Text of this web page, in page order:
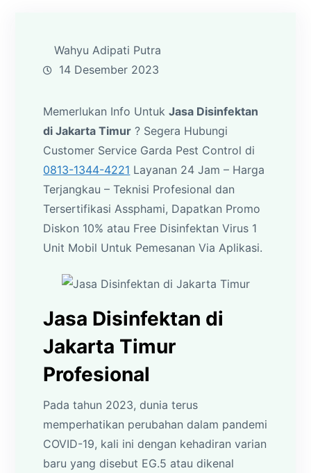
Wahyu Adipati Putra
14 Desember 2023
Memerlukan Info UntukJasa Disinfektan
di Jakarta Timur ? Segera Hubungi
Customer Service Garda Pest Control di
0813-1344-4221 Layanan 24 Jam – Harga
Terjangkau – Teknisi Profesional dan
Tersertifikasi Assphami, Dapatkan Promo
Diskon 10% atau Free Disinfektan Virus 1
Unit Mobil Untuk Pemesanan Via Aplikasi.
Jasa Disinfektan di
Jakarta Timur
Profesional
Pada tahun 2023, dunia terus
memperhatikan perubahan dalam pandemi
COVID-19, kali ini dengan kehadiran varian
baru yang disebut EG.5 atau dikenal